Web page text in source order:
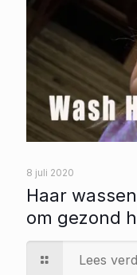
8 juli 2020
Haar
om gezond
Lees